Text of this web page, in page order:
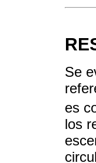
Se
es
los